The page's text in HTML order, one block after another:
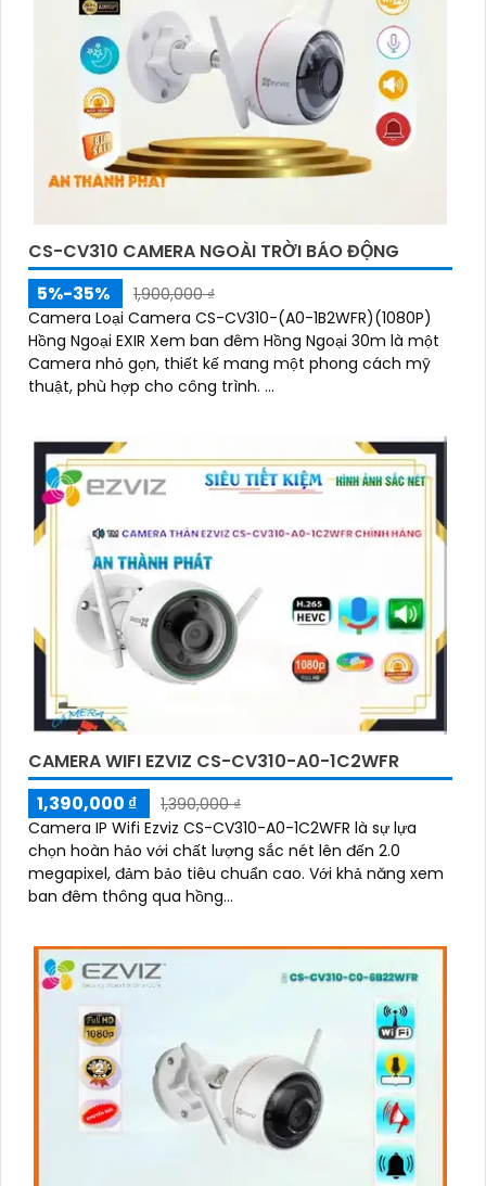
CS-CV310 CAMERA NGOÀI TRỜI BÁO ĐỘNG
5%-35%
1,900,000 ₫
Camera Loại Camera CS-CV310-(A0-1B2WFR)(1080P)
Hồng Ngoại EXIR Xem ban đêm Hồng Ngoại 30m là một
Camera nhỏ gọn, thiết kế mang một phong cách mỹ
thuật, phù hợp cho công trình. ...
CAMERA WIFI EZVIZ CS-CV310-A0-1C2WFR
1,390,000 ₫
1,390,000 ₫
Camera IP Wifi Ezviz CS-CV310-A0-1C2WFR là sự lựa
chọn hoàn hảo với chất lượng sắc nét lên đến 2.0
megapixel, đảm bảo tiêu chuẩn cao. Với khả năng xem
ban đêm thông qua hồng...